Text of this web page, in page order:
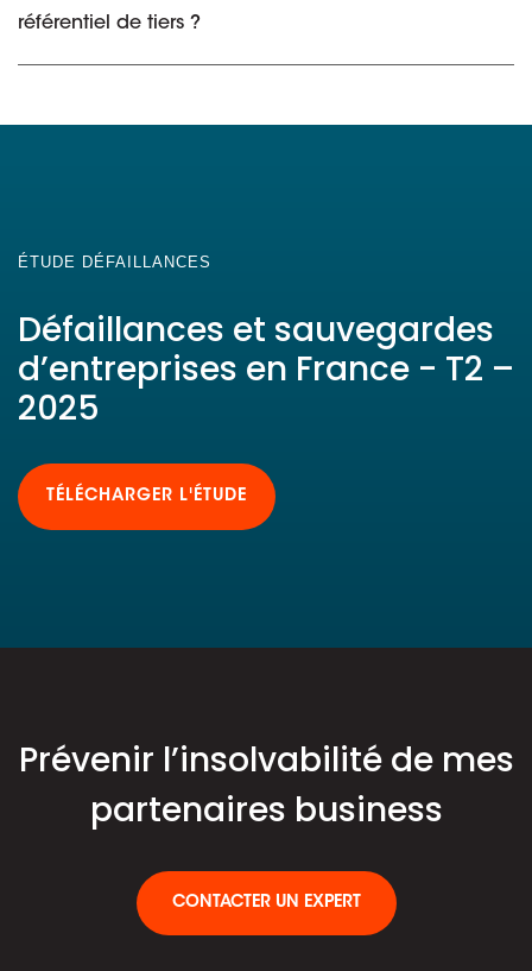
référentiel de tiers ?
ÉTUDE DÉFAILLANCES
Défaillances et sauvegardes
d’entreprises en France - T2 –
2025
TÉLÉCHARGER L'ÉTUDE
Prévenir l’insolvabilité de mes
partenaires business
CONTACTER UN EXPERT